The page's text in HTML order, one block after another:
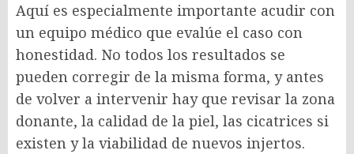
Aquí es especialmente importante acudir con
un equipo médico que evalúe el caso con
honestidad. No todos los resultados se
pueden corregir de la misma forma, y antes
de volver a intervenir hay que revisar la zona
donante, la calidad de la piel, las cicatrices si
existen y la viabilidad de nuevos injertos.